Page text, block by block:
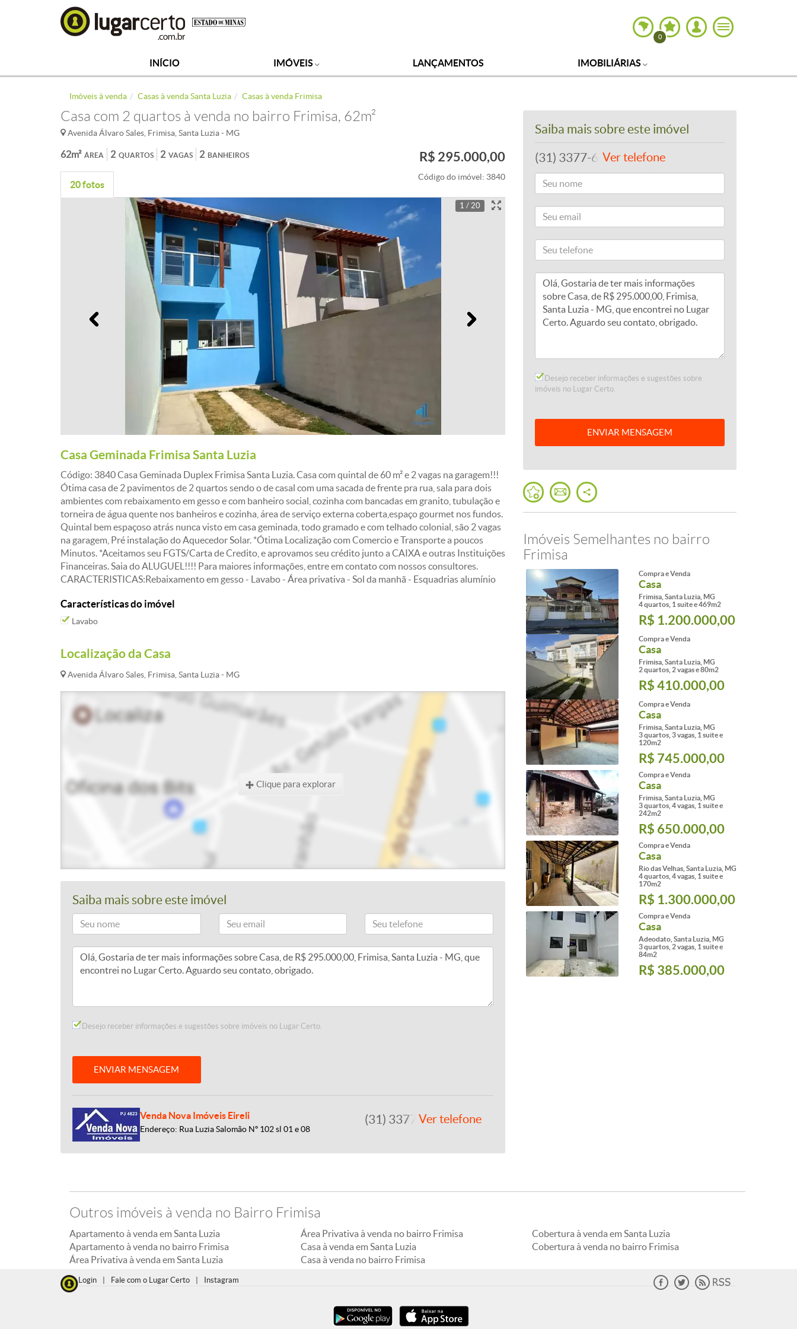
0
INÍCIO IMÓVEIS LANÇAMENTOS IMOBILIÁRIAS
Imóveis à venda Casas à venda Santa Luzia Casas à venda Frimisa
Casa com 2 quartos à venda no bairro Frimisa, 62m²
Avenida Álvaro Sales, Frimisa, Santa Luzia - MG
ÁREA
62m² QUARTOS
2 VAGAS
2 BANHEIROS
2 R$ 295.000,00
20 fotos
Código do imóvel: 3840
1 / 20
Casa Geminada Frimisa Santa Luzia
Código: 3840 Casa Geminada Duplex Frimisa Santa Luzia. Casa com quintal de 60 m² e 2 vagas na garagem!!!
Ótima casa de 2 pavimentos de 2 quartos sendo o de casal com uma sacada de frente pra rua, sala para dois
ambientes com rebaixamento em gesso e com banheiro social, cozinha com bancadas em granito, tubulação e
torneira de água quente nos banheiros e cozinha, área de serviço externa coberta,espaço gourmet nos fundos.
Quintal bem espaçoso atrás nunca visto em casa geminada, todo gramado e com telhado colonial, são 2 vagas
na garagem, Pré instalação do Aquecedor Solar. *Ótima Localização com Comercio e Transporte a poucos
Minutos. *Aceitamos seu FGTS/Carta de Credito, e aprovamos seu crédito junto a CAIXA e outras Instituições
Financeiras. Saia do ALUGUEL!!!! Para maiores informações, entre em contato com nossos consultores.
CARACTERISTICAS:Rebaixamento em gesso - Lavabo - Área privativa - Sol da manhã - Esquadrias alumínio
Características do imóvel
Lavabo
Localização da Casa
Avenida Álvaro Sales, Frimisa, Santa Luzia - MG
Clique para explorar
Saiba mais sobre este imóvel
Desejo receber informações e sugestões sobre imóveis no Lugar Certo.
ENVIAR MENSAGEM
Venda Nova Imóveis Eireli
Endereço: Rua Luzia Salomão Nº 102 sl 01 e 08
(31) 3377-6655Ver telefone
Saiba mais sobre este imóvel
(31) 3377-6655Ver telefone
Desejo receber informações e sugestões sobre
imóveis no Lugar Certo.
ENVIAR MENSAGEM
Imóveis Semelhantes no bairro
Frimisa
Compra e Venda
Casa
Frimisa, Santa Luzia, MG
4 quartos, 1 suite e 469m2
R$ 1.200.000,00
Compra e Venda
Casa
Frimisa, Santa Luzia, MG
2 quartos, 2 vagas e 80m2
R$ 410.000,00
Compra e Venda
Casa
Frimisa, Santa Luzia, MG
3 quartos, 3 vagas, 1 suite e
120m2
R$ 745.000,00
Compra e Venda
Casa
Frimisa, Santa Luzia, MG
3 quartos, 4 vagas, 1 suite e
242m2
R$ 650.000,00
Compra e Venda
Casa
Rio das Velhas, Santa Luzia, MG
4 quartos, 4 vagas, 1 suite e
170m2
R$ 1.300.000,00
Compra e Venda
Casa
Adeodato, Santa Luzia, MG
3 quartos, 2 vagas, 1 suite e
84m2
R$ 385.000,00
Outros imóveis à venda no Bairro Frimisa
Apartamento à venda em Santa Luzia
Apartamento à venda no bairro Frimisa
Área Privativa à venda em Santa Luzia
Área Privativa à venda no bairro Frimisa
Casa à venda em Santa Luzia
Casa à venda no bairro Frimisa
Cobertura à venda em Santa Luzia
Cobertura à venda no bairro Frimisa
Login Fale com o Lugar Certo Instagram